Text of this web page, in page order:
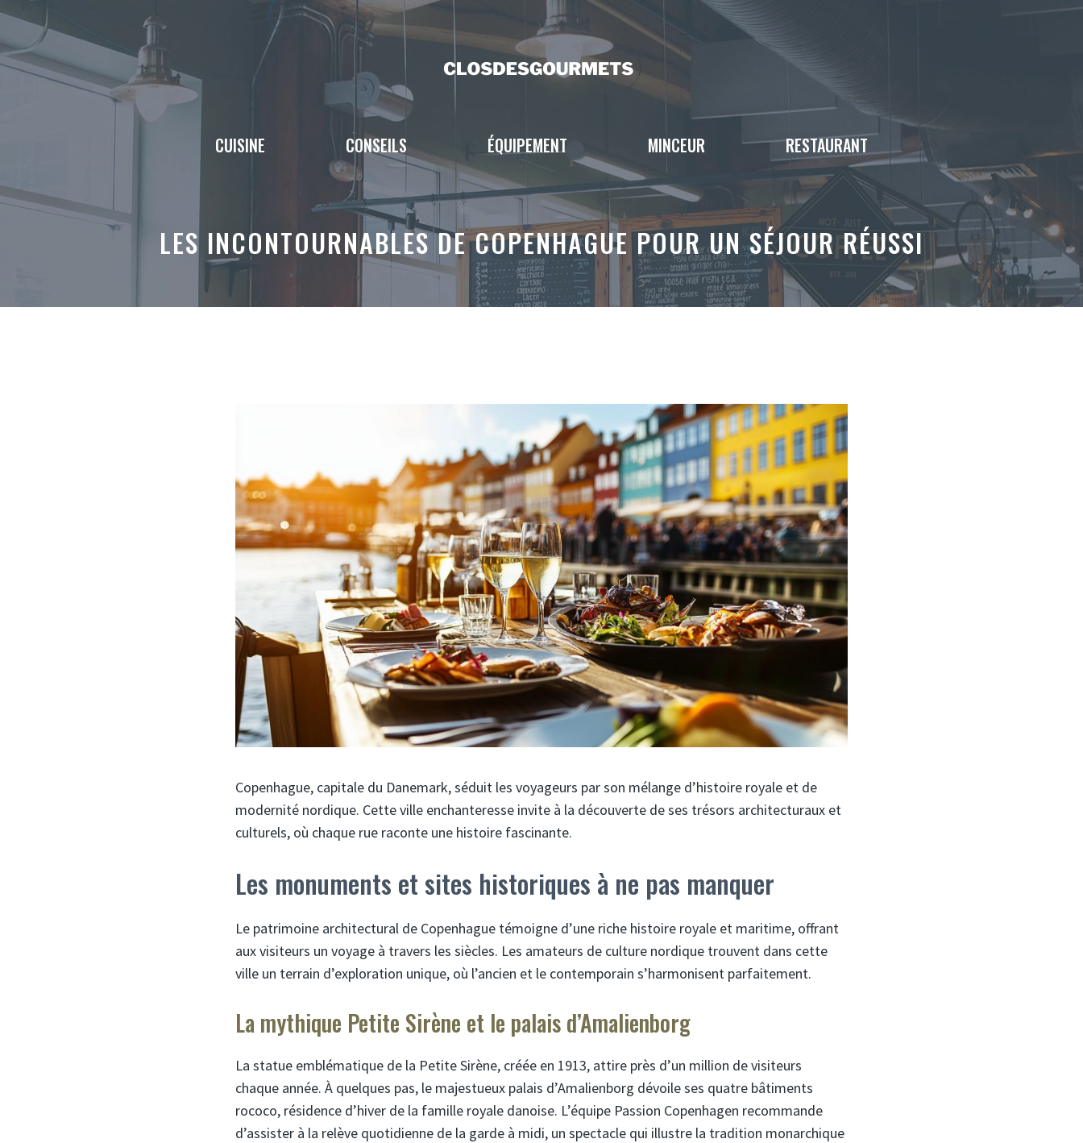
Aller
contenu
CUISINE CONSEILS ÉQUIPEMENT MINCEUR RESTAURANT
LES INCONTOURNABLES DE COPENHAGUE POUR UN SÉJOUR RÉUSSI
Copenhague, capitale du Danemark, séduit les voyageurs par son mélange d’histoire royale et de
modernité nordique. Cette ville enchanteresse invite à la découverte de ses trésors architecturaux et
culturels, où chaque rue raconte une histoire fascinante.
Les monuments et sites historiques à ne pas manquer
Le patrimoine architectural de Copenhague témoigne d’une riche histoire royale et maritime, offrant
aux visiteurs un voyage à travers les siècles. Les amateurs de culture nordique trouvent dans cette
ville un terrain d’exploration unique, où l’ancien et le contemporain s’harmonisent parfaitement.
La mythique Petite Sirène et le palais d’Amalienborg
La statue emblématique de la Petite Sirène, créée en 1913, attire près d’un million de visiteurs
chaque année. À quelques pas, le majestueux palais d’Amalienborg dévoile ses quatre bâtiments
rococo, résidence d’hiver de la famille royale danoise. L’équipe Passion Copenhagen recommande
d’assister à la relève quotidienne de la garde à midi, un spectacle qui illustre la tradition monarchique